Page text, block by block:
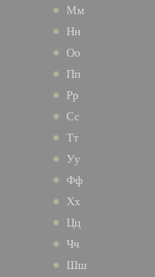
Мм
Нн
Оо
Пп
Рр
Сс
Тт
Уу
Фф
Хх
Цц
Чч
Шш